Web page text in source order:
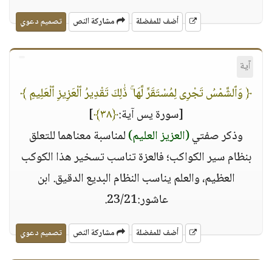
أضف للمفضلة مشاركة النص تصميم دعوي
آية
﴿ وَٱلشَّمْسُ تَجْرِى لِمُسْتَقَرٍّ لَّهَا ۚ ذَٰلِكَ تَقْدِيرُ ٱلْعَزِيزِ ٱلْعَلِيمِ ﴾
[سورة يس آية:﴿٣٨﴾
]
وذكر صفتي(العزيز العليم)لمناسبة معناهما للتعلق
بنظام سير الكواكب؛ فالعزة تناسب تسخير هذا الكوكب
العظيم، والعلم يناسب النظام البديع الدقيق. ابن
عاشور:23/21.
أضف للمفضلة مشاركة النص تصميم دعوي